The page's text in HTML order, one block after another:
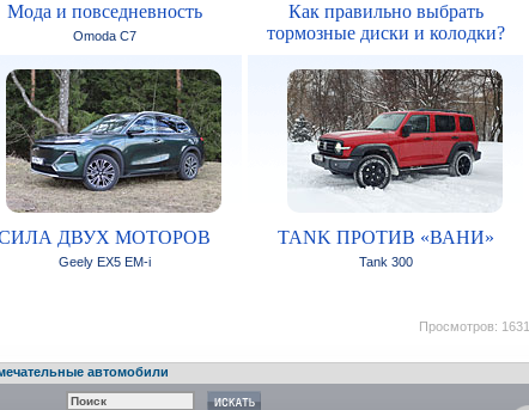
Мода и повседневность
Omoda C7
Как правильно выбрать
тормозные диски и колодки?
ДВУХ МОТОРОВ
Geely EX5 EM-i
TANK ПРОТИВ «ВАНИ»
Tank 300
Просмотров: 1631
автомобили